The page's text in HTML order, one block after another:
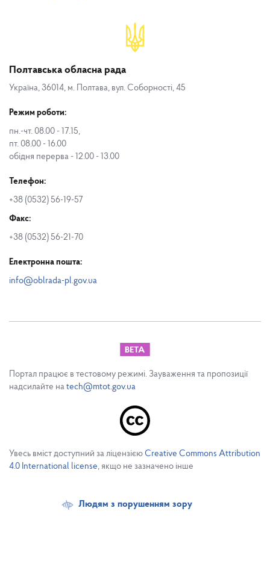
Полтавська обласна рада
Україна, 36014, м. Полтава, вул. Соборності, 45
Режим роботи:
пн.-чт. 08.00 - 17.15,
пт. 08.00 - 16.00
обідня перерва - 12.00 - 13.00
Телефон:
+38 (0532) 56-19-57
Факс:
+38 (0532) 56-21-70
Електронна пошта:
info@oblrada-pl.gov.ua
Портал працює в тестовому режимі. Зауваження та пропозиції
надсилайте на tech@mtot.gov.ua
Увесь вміст доступний за ліцензією Creative Commons Attribution
4.0 International license, якщо не зазначено інше
Людям з порушенням зору